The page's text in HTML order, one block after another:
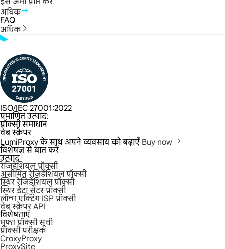
अधिक
FAQ
अधिक
ISO/IEC 27001:2022
प्रमाणित उत्पाद:
प्रॉक्सी समाधान
वेब स्क्रैपर
LumiProxy के साथ अपने व्यवसाय को बढ़ाएँ Buy now
विशेषज्ञ से बात करें
उत्पाद
रेजिडेंशियल प्रॉक्सी
असीमित रेजिडेंशियल प्रॉक्सी
स्थिर रेजिडेंशियल प्रॉक्सी
स्थिर डेटा सेंटर प्रॉक्सी
लॉन्ग एक्टिंग ISP प्रॉक्सी
वेब स्क्रेपर API
विशेषताएं
मुफ्त प्रॉक्सी सूची
प्रॉक्सी परीक्षक
CroxyProxy
ProxySite